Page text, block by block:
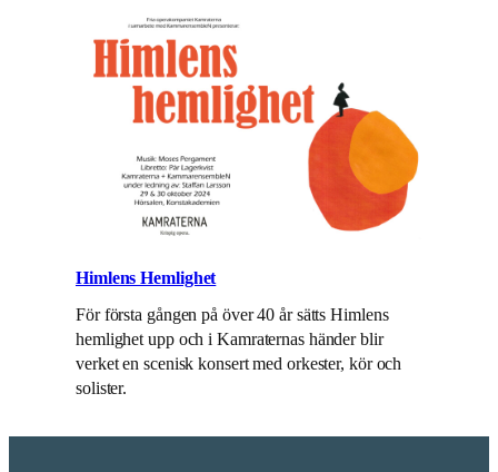
Himlens Hemlighet
För första gången på över 40 år sätts Himlens
hemlighet upp och i Kamraternas händer blir
verket en scenisk konsert med orkester, kör och
solister.